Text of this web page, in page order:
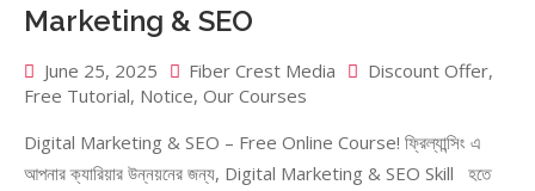
Marketing & SEO
June 25, 2025 Fiber Crest Media Discount Offer,
Free Tutorial, Notice, Our Courses
Digital Marketing & SEO – Free Online Course! ফ্রিল্যান্সিং এ
আপনার ক্যারিয়ার উন্নয়নের জন্য, Digital Marketing & SEO Skill হতে